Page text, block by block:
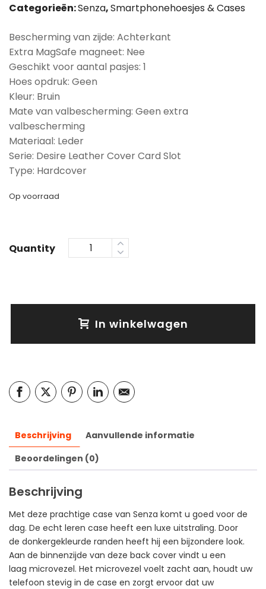
Categorieën:Senza,Smartphonehoesjes & Cases
Bescherming van zijde: Achterkant
Extra MagSafe magneet: Nee
Geschikt voor aantal pasjes: 1
Hoes opdruk: Geen
Kleur: Bruin
Mate van valbescherming: Geen extra
valbescherming
Materiaal: Leder
Serie: Desire Leather Cover Card Slot
Type: Hardcover
Op voorraad
Quantity
In winkelwagen
Beschrijving
Aanvullende informatie
Beoordelingen (0)
Beschrijving
Met deze prachtige case van Senza komt u goed voor de
dag. De echt leren case heeft een luxe uitstraling. Door
de donkergekleurde randen heeft hij een bijzondere look.
Aan de binnenzijde van deze back cover vindt u een
laag microvezel. Het microvezel voelt zacht aan, houdt uw
telefoon stevig in de case en zorgt ervoor dat uw